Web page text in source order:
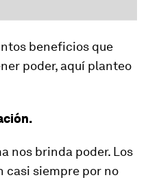
beneficios que
poder, aquí planteo
nos brinda poder. Los
casi siempre por no